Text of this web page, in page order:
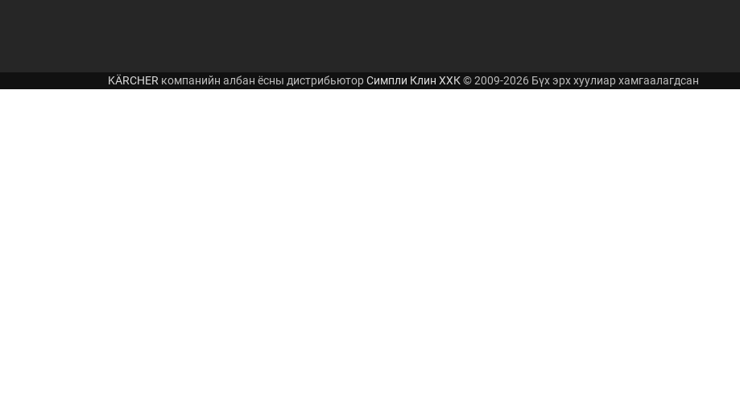
KÄRCHER компанийн албан ёсны дистрибьюторСимпли Клин ХХК© 2009-2026 Бүх эрх хуулиар хамгаалагдсан